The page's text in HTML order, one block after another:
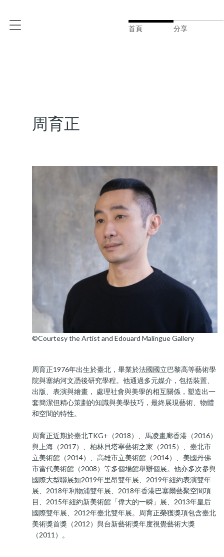
首頁 分享
周育正
©Courtesy the Artist and Edouard Malingue Gallery
周育正1976年出生於臺北，畢業於法國國立巴黎高等藝術學
院與塞納河文憑後研究學程。他通過多元媒介，包括裝置、
出版、表演與繪畫， 處理社會與美學的相互關係，塑造出一
套簡潔但精心策劃的知識與美學技巧，最終展現藝術、物體
和空間的特性。
周育正近期於臺北TKG+（2018）、馬凌畫廊香港（2016）
與上海（2017）、柏林貝塔寧藝術之家（2015）、臺北市
立美術館（2014）、高雄市立美術館（2014）、美國丹佛
市當代美術館（2008）等多個場館舉辦個展。他亦多次參與
國際大型聯展如2019年里昂雙年展、2019年紐約表演雙年
展、2018年利物浦雙年展、2018年香港巴塞爾藝聚空間項
目、2015年紐約新美術館「偉大的一瞬」展、2013年皇后
國際雙年展、2012年臺北雙年展。周育正榮獲獎項包含臺北
美術獎首獎（2012）與台新藝術獎年度視覺藝術大獎
（2011）。